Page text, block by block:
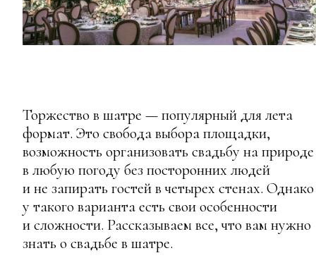
Торжество в шатре — популярный для лета
формат. Это свобода выбора площадки,
возможность организовать свадьбу на природе
в любую погоду без посторонних людей
и не запирать гостей в четырех стенах. Однако
у такого варианта есть свои особенности
и сложности. Рассказываем все, что вам нужно
знать о свадьбе в шатре.